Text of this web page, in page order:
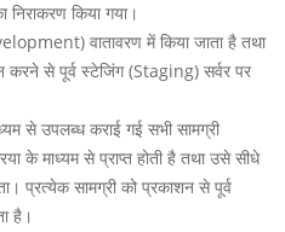
निराकरण किया गया।
वातावरण में किया जाता है तथा
से पूर्व स्टेजिंग (Staging) सर्वर पर
से उपलब्ध कराई गई सभी सामग्री
के माध्यम से प्राप्त होती है तथा उसे सीधे
प्रत्येक सामग्री को प्रकाशन से पूर्व
है।